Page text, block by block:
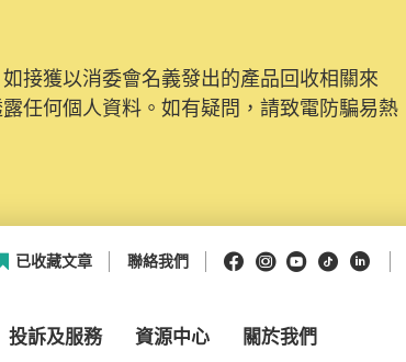
接獲以消委會名義發出的產品回收相關來
任何個人資料。如有疑問，請致電防騙易熱
已收藏文章 聯絡我們 Facebook
Instagram
Youtube
抖音領英
投訴及服務 資源中心 關於我們